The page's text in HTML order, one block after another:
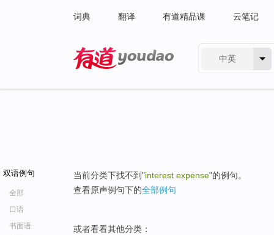
词典 翻译 有道精品课 云笔记
中英
双语例句
全部
口语
书面语
当前分类下找不到"interest expense"的例句。
查看原声例句下的全部例句
或者看看其他分类：